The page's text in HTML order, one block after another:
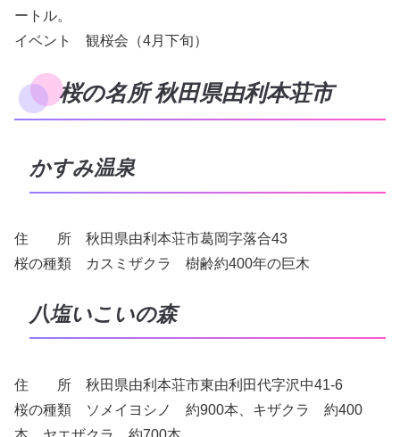
ートル。
イベント 観桜会（4月下旬）
桜の名所 秋田県由利本荘市
かすみ温泉
住 所 秋田県由利本荘市葛岡字落合43
桜の種類 カスミザクラ 樹齢約400年の巨木
八塩いこいの森
住 所 秋田県由利本荘市東由利田代字沢中41-6
桜の種類 ソメイヨシノ 約900本、キザクラ 約400